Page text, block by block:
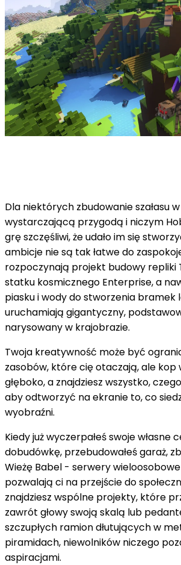
Dla niektórych zbudowanie szałasu
wystarczającą przygodą i niczym
grę szczęśliwi, że udało im się
ambicje nie są tak łatwe do
rozpoczynają projekt budowy repliki
statku kosmicznego Enterprise, a
piasku i wody do stworzenia bramek
uruchamiają gigantyczny,
narysowany w krajobrazie.
Twoja kreatywność może być
zasobów, które cię otaczają, ale
głęboko, a znajdziesz wszystko,
aby odtworzyć na ekranie to, co
wyobraźni.
Kiedy już wyczerpałeś swoje własne
dobudówkę, przebudowałeś garaż,
Wieżę Babel - serwery
pozwalają ci na przejście do
znajdziesz wspólne projekty, które
zawrót głowy swoją skalą lub
szczupłych ramion dłutujących w
piramidach, niewolników niczego
aspiracjami.